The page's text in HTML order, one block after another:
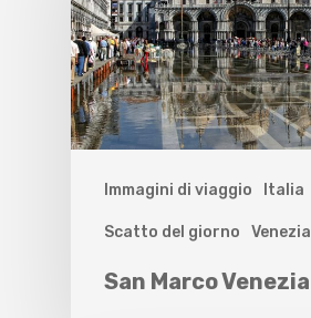
Immagini di viaggio Italia
Scatto del giorno Venezia
San Marco Venezia